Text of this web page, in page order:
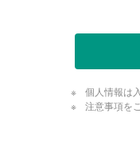
個人情報は
注意事項を